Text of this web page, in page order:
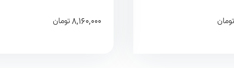
تومان 8,160,000 تومان